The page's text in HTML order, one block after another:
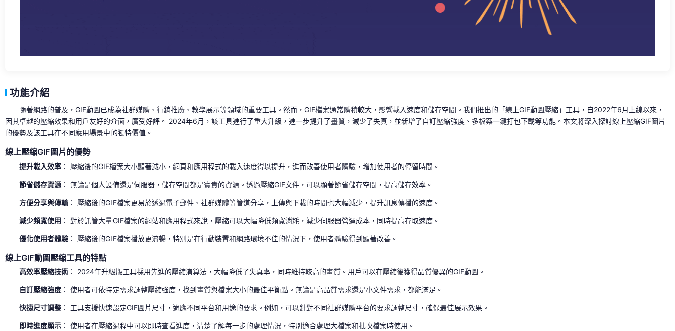
功能介紹
隨著網路的普及，GIF動圖已成為社群媒體、行銷推廣、教學展示等領域的重要工具。然而，GIF檔案通常體積較大，影響載入速度和儲存空間。我們推出的「線上GIF動圖壓縮」工具，自2022年6月上線以來，
因其卓越的壓縮效果和用戶友好的介面，廣受好評。 2024年6月，該工具進行了重大升級，進一步提升了畫質，減少了失真，並新增了自訂壓縮強度、多檔案一鍵打包下載等功能。本文將深入探討線上壓縮GIF圖片
的優勢及該工具在不同應用場景中的獨特價值。
線上壓縮GIF圖片的優勢
提升載入效率： 壓縮後的GIF檔案大小顯著減小，網頁和應用程式的載入速度得以提升，進而改善使用者體驗，增加使用者的停留時間。
節省儲存資源： 無論是個人設備還是伺服器，儲存空間都是寶貴的資源。透過壓縮GIF文件，可以顯著節省儲存空間，提高儲存效率。
方便分享與傳輸： 壓縮後的GIF檔案更易於透過電子郵件、社群媒體等管道分享，上傳與下載的時間也大幅減少，提升訊息傳播的速度。
減少頻寬使用 ： 對於託管大量GIF檔案的網站和應用程式來說，壓縮可以大幅降低頻寬消耗，減少伺服器營運成本，同時提高存取速度。
優化使用者體驗： 壓縮後的GIF檔案播放更流暢，特別是在行動裝置和網路環境不佳的情況下，使用者體驗得到顯著改善。
線上GIF動圖壓縮工具的特點
高效率壓縮技術： 2024年升級版工具採用先進的壓縮演算法，大幅降低了失真率，同時維持較高的畫質。用戶可以在壓縮後獲得品質優異的GIF動圖。
自訂壓縮強度： 使用者可依特定需求調整壓縮強度，找到畫質與檔案大小的最佳平衡點。無論是高品質需求還是小文件需求，都能滿足。
快捷尺寸調整： 工具支援快速設定GIF圖片尺寸，適應不同平台和用途的要求。例如，可以針對不同社群媒體平台的要求調整尺寸，確保最佳展示效果。
即時進度顯示： 使用者在壓縮過程中可以即時查看進度，清楚了解每一步的處理情況，特別適合處理大檔案和批次檔案時使用。